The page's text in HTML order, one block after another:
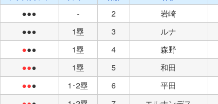
●●● - 2
岩崎
●●●
1塁 3
ルナ
●●● 1塁 4
森野
●●● 1塁 5
和田
●●● 1･2塁 6
平田